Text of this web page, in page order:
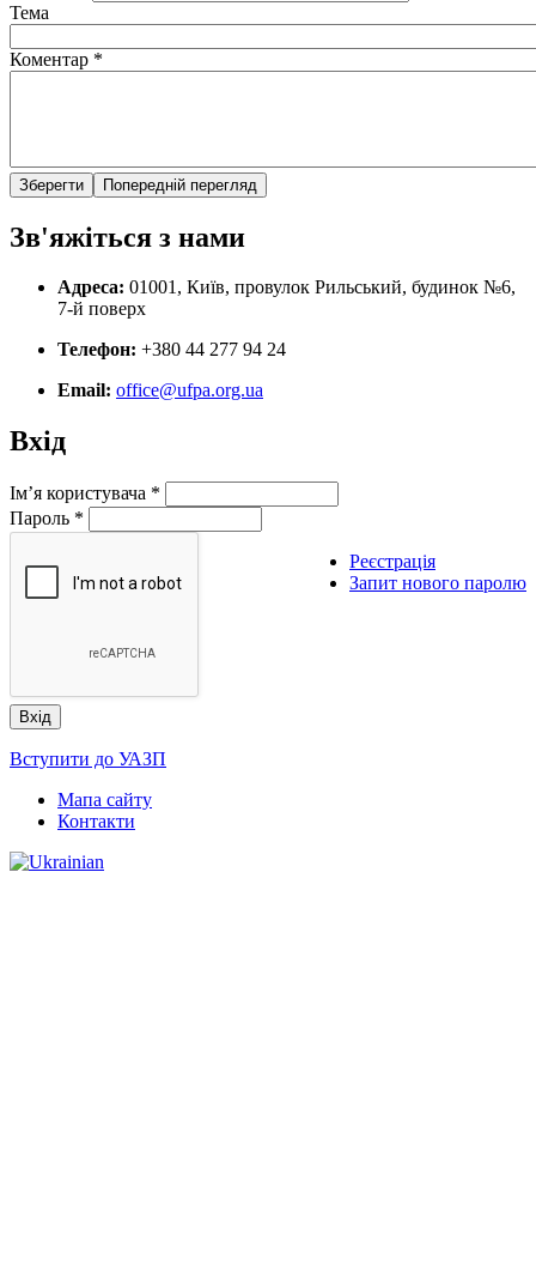
Тема
Коментар *
Зв'яжіться з нами
Адреса: 01001, Київ, провулок Рильський, будинок №6,
7-й поверх
Телефон: +380 44 277 94 24
Email: office@ufpa.org.ua
Вхід
Ім’я користувача *
Пароль *
Реєстрація
Запит нового паролю
Вступити до УАЗП
Мапа сайту
Контакти